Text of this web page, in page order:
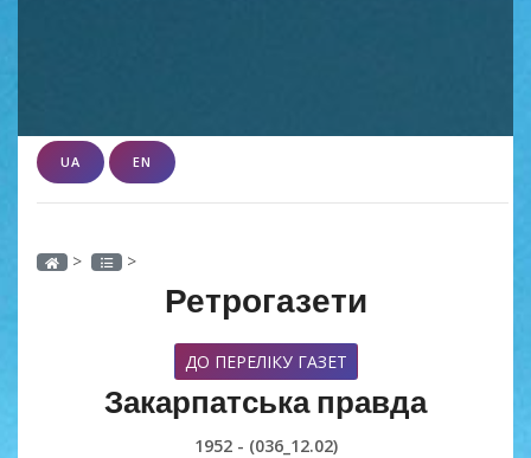
UA EN
> >
Ретрогазети
ДО ПЕРЕЛІКУ ГАЗЕТ
Закарпатська правда
1952 - (036_12.02)